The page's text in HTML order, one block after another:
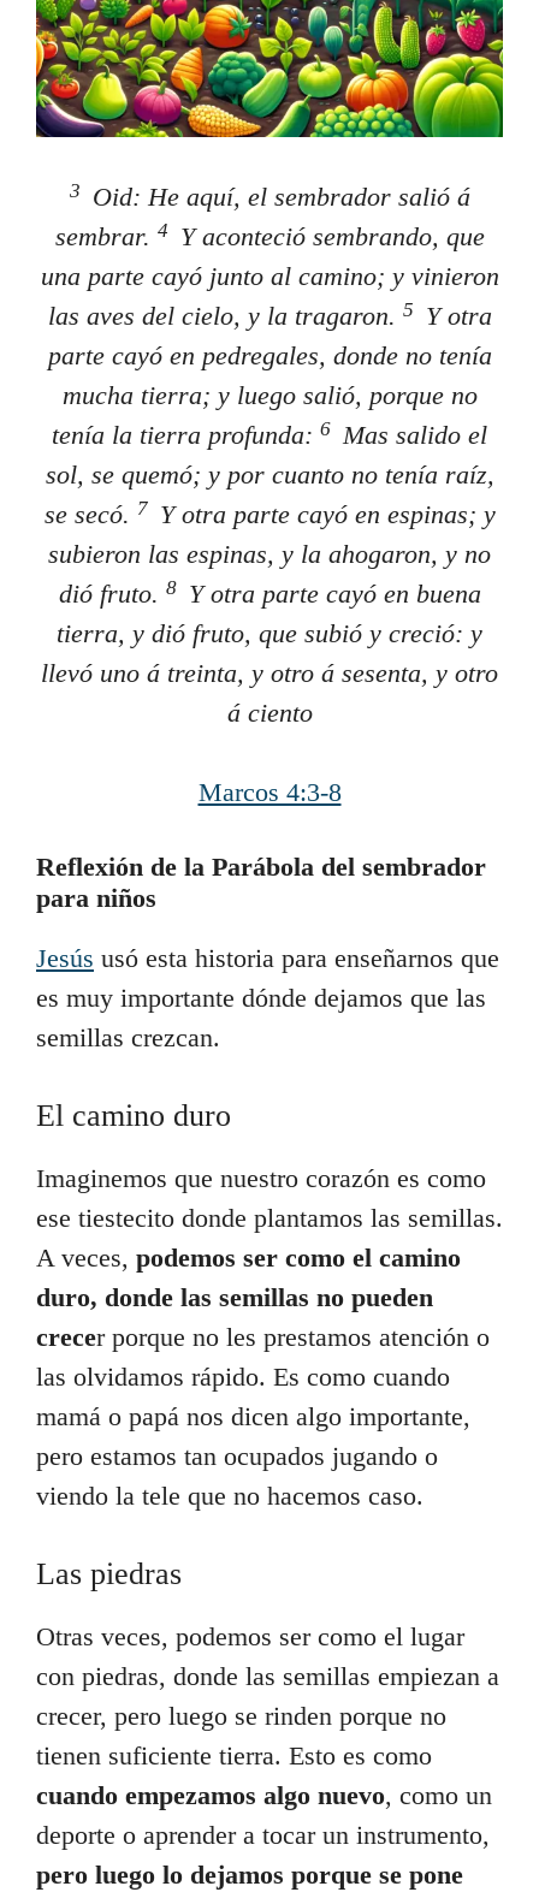
3
Oid: He aquí, el sembrador salió á
sembrar. 4
Y aconteció sembrando, que
una parte cayó junto al camino; y vinieron
las aves del cielo, y la tragaron. 5
Y otra
parte cayó en pedregales, donde no tenía
mucha tierra; y luego salió, porque no
tenía la tierra profunda: 6 Mas salido el
sol, se quemó; y por cuanto no tenía raíz,
se secó. 7 Y otra parte cayó en espinas; y
subieron las espinas, y la ahogaron, y no
dió fruto. 8 Y otra parte cayó en buena
tierra, y dió fruto, que subió y creció: y
llevó uno á treinta, y otro á sesenta, y otro
á ciento
Marcos 4:3-8
Reflexión de la Parábola del sembrador
para niños
Jesús usó esta historia para enseñarnos que
es muy importante dónde dejamos que las
semillas crezcan.
El camino duro
Imaginemos que nuestro corazón es como
ese tiestecito donde plantamos las semillas.
A veces, podemos ser como el camino
duro, donde las semillas no pueden
crecer porque no les prestamos atención o
las olvidamos rápido. Es como cuando
mamá o papá nos dicen algo importante,
pero estamos tan ocupados jugando o
viendo la tele que no hacemos caso.
Las piedras
Otras veces, podemos ser como el lugar
con piedras, donde las semillas empiezan a
crecer, pero luego se rinden porque no
tienen suficiente tierra. Esto es como
cuando empezamos algo nuevo, como un
deporte o aprender a tocar un instrumento,
pero luego lo dejamos porque se pone